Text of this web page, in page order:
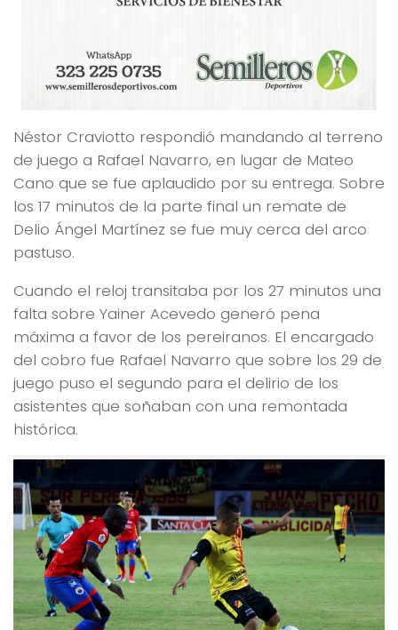
Néstor Craviotto respondió mandando al terreno
de juego a Rafael Navarro, en lugar de Mateo
Cano que se fue aplaudido por su entrega. Sobre
los 17 minutos de la parte final un remate de
Delio Ángel Martínez se fue muy cerca del arco
pastuso.
Cuando el reloj transitaba por los 27 minutos una
falta sobre Yainer Acevedo generó pena
máxima a favor de los pereiranos. El encargado
del cobro fue Rafael Navarro que sobre los 29 de
juego puso el segundo para el delirio de los
asistentes que soñaban con una remontada
histórica.